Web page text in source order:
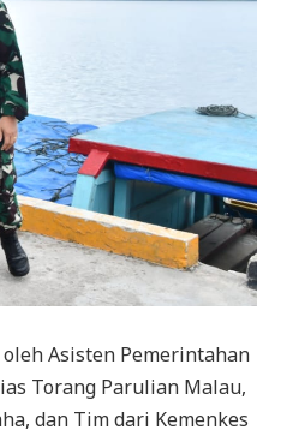
Asisten Pemerintahan
Torang Parulian Malau,
dan Tim dari Kemenkes